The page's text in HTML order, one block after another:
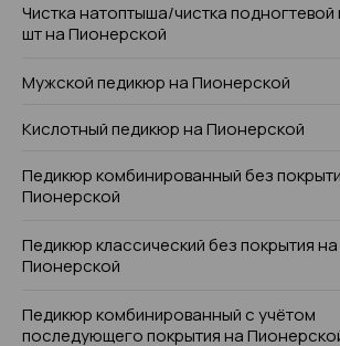
Чистка натоптыша/чистка подногтевой
шт на Пионерской
Мужской педикюр на Пионерской
Кислотный педикюр на Пионерской
Педикюр комбинированный без
Пионерской
Педикюр классический без покрытия на
Пионерской
Педикюр комбинированный с учётом
последующего покрытия на